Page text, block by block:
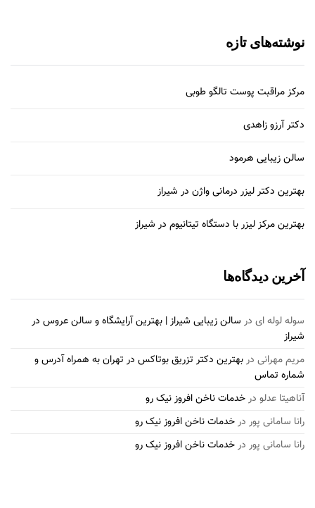
نوشته‌های تازه
مرکز مراقبت پوست تالگو طوبی
دکتر آرزو زاهدی
سالن زیبایی هرمود
بهترین دکتر لیزر درمانی واژن در شیراز
بهترین مرکز لیزر با دستگاه تیتانیوم در شیراز
آخرین دیدگاه‌ها
سوله لوله ای در سالن زیبایی شیراز | بهترین آرایشگاه و سالن عروس در
شیراز
مریم مهرانی دربهترین دکتر تزریق بوتاکس در تهران به همراه آدرس و
شماره تماس
آناهیتا عدلو درخدمات ناخن افروز نیک رو
رانا سامانی پور درخدمات ناخن افروز نیک رو
رانا سامانی پور درخدمات ناخن افروز نیک رو